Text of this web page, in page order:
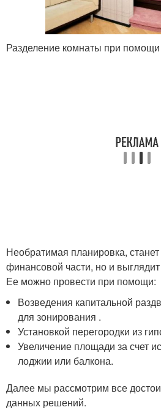
Разделение комнаты при помощи
Необратимая планировка,
финансовой части, но и
Ее можно провести при помощи:
Возведения капитальной
для зонирования .
Установкой перегородки из
Увеличение площади за счет
лоджии или балкона.
Далее мы рассмотрим все
данных решений.